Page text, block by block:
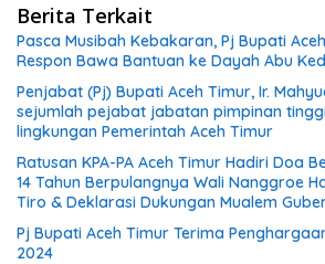
Berita Terkait
Pasca Musibah Kebakaran, Pj Bupati
Respon Bawa Bantuan ke Dayah Abu
Penjabat (Pj) Bupati Aceh Timur, Ir.
sejumlah pejabat jabatan pimpinan
lingkungan Pemerintah Aceh Timur
Ratusan KPA-PA Aceh Timur Hadiri Doa
14 Tahun Berpulangnya Wali Nanggroe
Tiro & Deklarasi Dukungan Mualem
Bupati Aceh Timur di Dayah Paya Pasi
Pj Bupati Aceh Timur Terima
2024